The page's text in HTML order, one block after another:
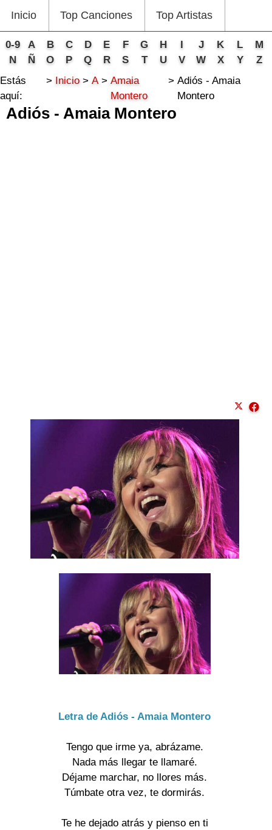
Inicio Top Canciones Top Artistas
0-9 A B C D E F G H I J K L
M
N
Ñ O P Q R S T U V W X Y
Z
Estás
aquí:
Inicio A
Amaia
Montero
Adiós - Amaia
Montero
Adiós - Amaia Montero
Letra de Adiós - Amaia Montero
Tengo que irme ya, abrázame.
Nada más llegar te llamaré.
Déjame marchar, no llores más.
Túmbate otra vez, te dormirás.
Te he dejado atrás y pienso en ti